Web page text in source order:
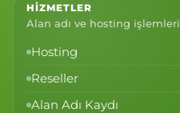
HIZMETLER
Alan adı ve hosting işlemleri
Hosting
Reseller
Alan Adı Kaydı